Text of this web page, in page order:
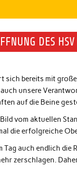
DES
sich bereits mit
unsere
auf die Beine
vom aktuellen
die erfolgreiche
Tag auch endlich
zerschlagen.